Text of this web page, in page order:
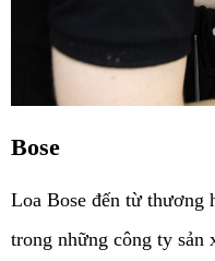
Bose
Loa Bose đến từ thương
trong những công ty sản